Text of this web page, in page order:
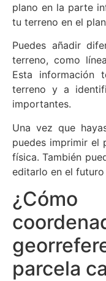
plano en la parte
tu terreno en el
Puedes añadir
terreno, como
Esta información
terreno y a
importantes.
Una vez que
puedes imprimir el
física. También
editarlo en el futuro
parcela